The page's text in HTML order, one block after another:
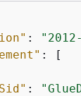
:
: [
: